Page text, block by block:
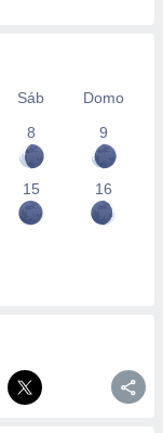
Sáb
Domo
8 9
15 16